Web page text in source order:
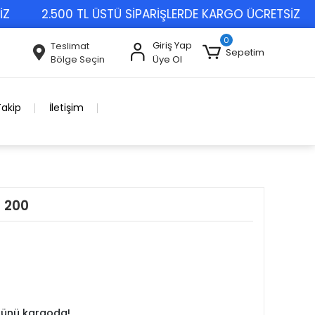
2.500 TL ÜSTÜ SİPARİŞLERDE KARGO ÜCRETSİZ
Teslimat
Bölge Seçin
Giriş Yap
Üye Ol
0
Sepetim
İletişim
200